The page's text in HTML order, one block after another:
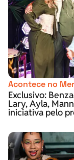
Acontece no
Exclusivo:
Lary, Ayla,
iniciativa pelo